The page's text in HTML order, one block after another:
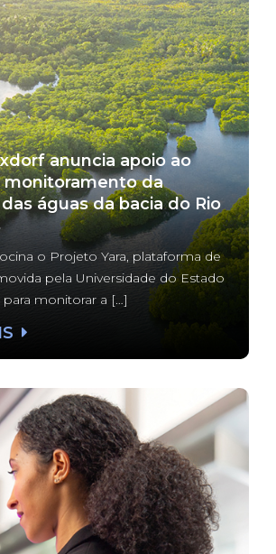
anuncia apoio ao
da
águas da bacia do Rio
o Projeto Yara, plataforma de
pela Universidade do Estado
monitorar a […]